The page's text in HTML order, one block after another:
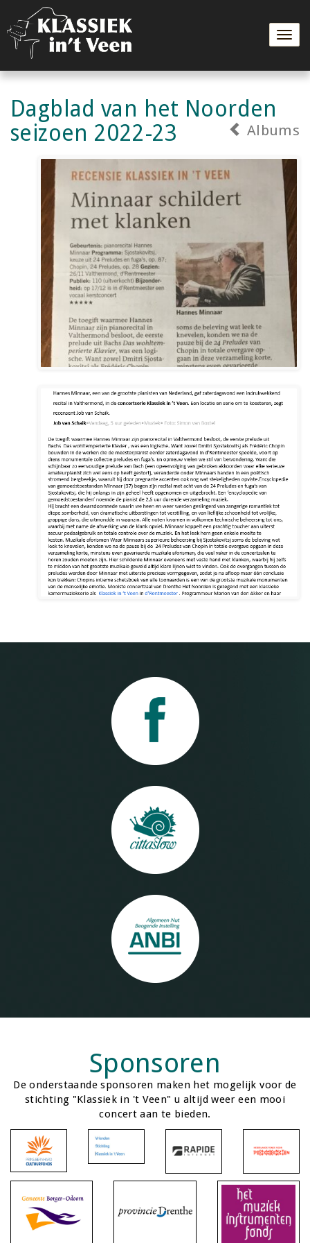
Dagblad van het Noorden
seizoen 2022-23
Albums
Sponsoren
De onderstaande sponsoren maken het mogelijk voor de
stichting "Klassiek in 't Veen" u altijd weer een mooi
concert aan te bieden.